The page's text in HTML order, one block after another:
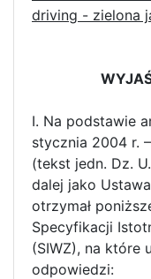
driving - zielona
I. Na podstawie
stycznia 2004 r.
(tekst jedn. Dz.
dalej jako
otrzymał
Specyfikacji
(SIWZ), na które
odpowiedzi: